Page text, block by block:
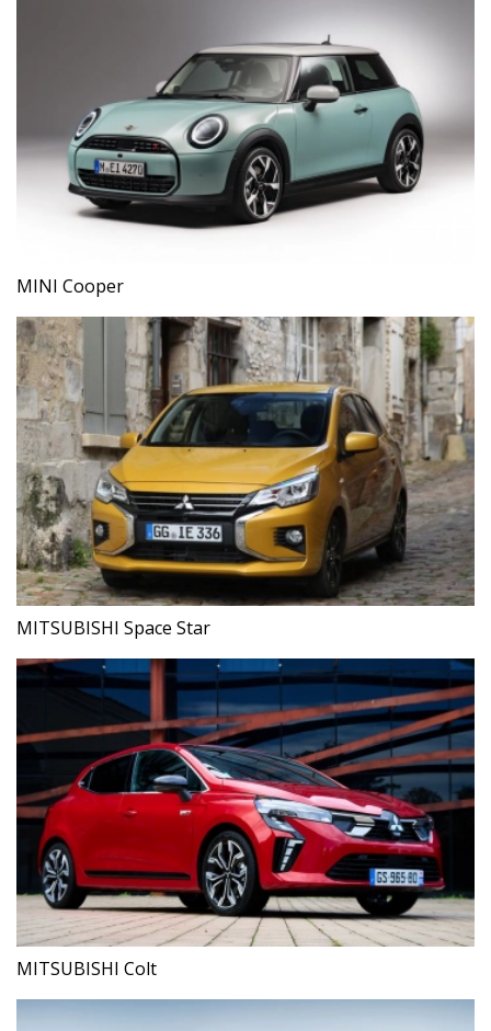
MINI Cooper
MITSUBISHI Space Star
MITSUBISHI Colt